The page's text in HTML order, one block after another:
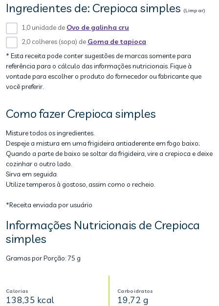
Ingredientes de: Crepioca simples (Limpar)
1,0 unidade de Ovo de galinha cru
2,0 colheres (sopa) de Goma de tapioca
* Esta receita pode conter sugestões de marcas somente para
referência para o cálculo das informações nutricionais. Fique à
vontade para escolher o produto do fornecedor ou fabricante que
você preferir.
Como fazer Crepioca simples
Misture todos os ingredientes.
Despeje a mistura em uma frigideira antiaderente em fogo baixo;
Quando a parte de baixo se soltar da frigideira, vire a crepioca e deixe
cozinhar o outro lado.
Sirva em seguida.
Utilize temperos à gostoso, assim como o recheio.
*Receita enviada por usuário
Informações Nutricionais de Crepioca
simples
Gramas por Porção:75 g
Calorias
138,35 kcal
Carboidratos
19,72 g